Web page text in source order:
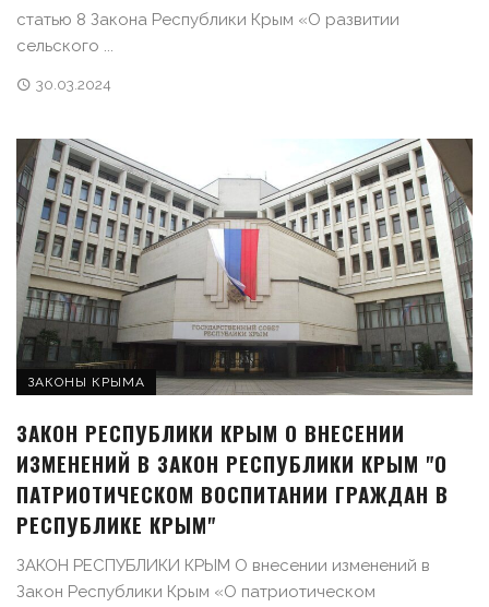
статью 8 Закона Республики Крым «О развитии
сельского ...
30.03.2024
ЗАКОНЫ КРЫМА
ЗАКОН РЕСПУБЛИКИ КРЫМ О ВНЕСЕНИИ
ИЗМЕНЕНИЙ В ЗАКОН РЕСПУБЛИКИ КРЫМ "О
ПАТРИОТИЧЕСКОМ ВОСПИТАНИИ ГРАЖДАН В
РЕСПУБЛИКЕ КРЫМ"
ЗАКОН РЕСПУБЛИКИ КРЫМ О внесении изменений в
Закон Республики Крым «О патриотическом